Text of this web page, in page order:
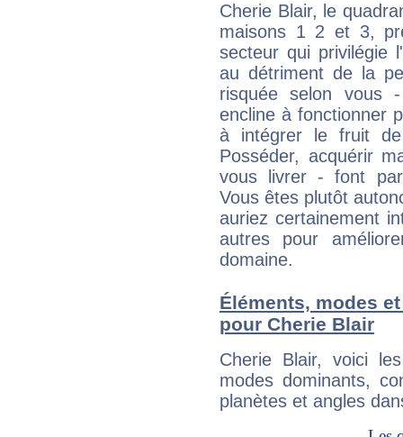
Cherie Blair, le
maisons 1 2 et 3,
secteur qui privilégie
au détriment de la
risquée selon vous
encline à fonctionner
à intégrer le fruit
Posséder, acquérir
vous livrer - font
Vous êtes plutôt
auriez certainement
autres pour
domaine.
Éléments, modes
pour Cherie Blair
Cherie Blair, voici
modes dominants,
planètes et angles